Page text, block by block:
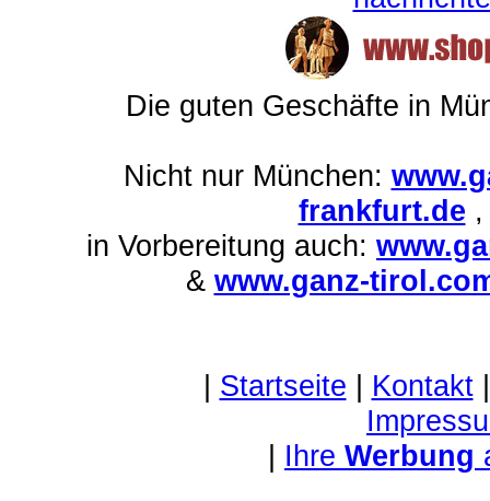
Die guten Geschäfte in
Nicht nur München:
frankfurt.de
in Vorbereitung auch:
& www.ganz-
| Startseite | Kontakt
| Ihre Werbung